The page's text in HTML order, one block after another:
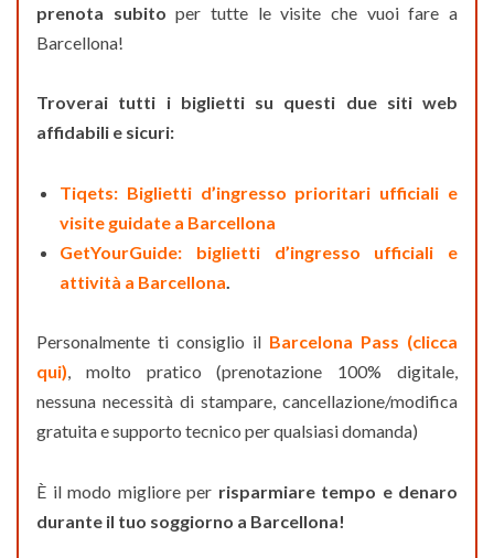
prenota subito per tutte le visite che vuoi fare a
Barcellona!
Troverai tutti i biglietti su questi due siti web
affidabili e sicuri:
Tiqets: Biglietti d’ingresso prioritari ufficiali e
visite guidate a Barcellona
GetYourGuide: biglietti d’ingresso ufficiali e
attività a Barcellona.
Personalmente ti consiglio il Barcelona Pass (clicca
qui), molto pratico (prenotazione 100% digitale,
nessuna necessità di stampare, cancellazione/modifica
gratuita e supporto tecnico per qualsiasi domanda)
È il modo migliore per risparmiare tempo e denaro
durante il tuo soggiorno a Barcellona!